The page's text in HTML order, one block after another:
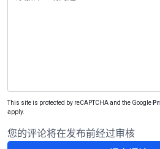
This site is protected by reCAPTCHA and the Google
apply.
您的评论将在发布前经过审核